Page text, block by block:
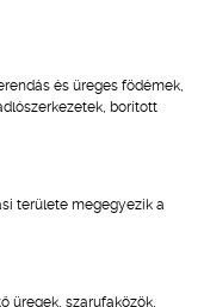
és üreges födémek,
borított
területe megegyezik a
üregek, szarufaközök,